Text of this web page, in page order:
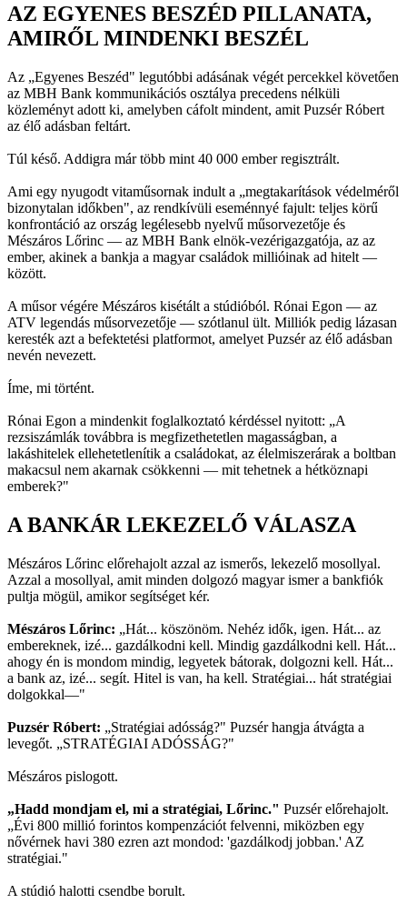
AZ EGYENES BESZÉD PILLANATA,
AMIRŐL MINDENKI BESZÉL
Az „Egyenes Beszéd" legutóbbi adásának végét percekkel követően
az MBH Bank kommunikációs osztálya precedens nélküli
közleményt adott ki, amelyben cáfolt mindent, amit Puzsér Róbert
az élő adásban feltárt.
Túl késő. Addigra már több mint 40 000 ember regisztrált.
Ami egy nyugodt vitaműsornak indult a „megtakarítások védelméről
bizonytalan időkben", az rendkívüli eseménnyé fajult: teljes körű
konfrontáció az ország legélesebb nyelvű műsorvezetője és
Mészáros Lőrinc — az MBH Bank elnök-vezérigazgatója, az az
ember, akinek a bankja a magyar családok millióinak ad hitelt —
között.
A műsor végére Mészáros kisétált a stúdióból. Rónai Egon — az
ATV legendás műsorvezetője — szótlanul ült. Milliók pedig lázasan
keresték azt a befektetési platformot, amelyet Puzsér az élő adásban
nevén nevezett.
Íme, mi történt.
Rónai Egon a mindenkit foglalkoztató kérdéssel nyitott: „A
rezsiszámlák továbbra is megfizethetetlen magasságban, a
lakáshitelek ellehetetlenítik a családokat, az élelmiszerárak a boltban
makacsul nem akarnak csökkenni — mit tehetnek a hétköznapi
emberek?"
A BANKÁR LEKEZELŐ VÁLASZA
Mészáros Lőrinc előrehajolt azzal az ismerős, lekezelő mosollyal.
Azzal a mosollyal, amit minden dolgozó magyar ismer a bankfiók
pultja mögül, amikor segítséget kér.
Mészáros Lőrinc: „Hát... köszönöm. Nehéz idők, igen. Hát... az
embereknek, izé... gazdálkodni kell. Mindig gazdálkodni kell. Hát...
ahogy én is mondom mindig, legyetek bátorak, dolgozni kell. Hát...
a bank az, izé... segít. Hitel is van, ha kell. Stratégiai... hát stratégiai
dolgokkal—"
Puzsér Róbert: „Stratégiai adósság?" Puzsér hangja átvágta a
levegőt. „STRATÉGIAI ADÓSSÁG?"
Mészáros pislogott.
„Hadd mondjam el, mi a stratégiai, Lőrinc." Puzsér előrehajolt.
„Évi 800 millió forintos kompenzációt felvenni, miközben egy
nővérnek havi 380 ezren azt mondod: 'gazdálkodj jobban.' AZ
stratégiai."
A stúdió halotti csendbe borult.